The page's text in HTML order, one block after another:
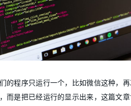
的程序只运行一个，比如微信这种，
而是把已经运行的显示出来，这篇文